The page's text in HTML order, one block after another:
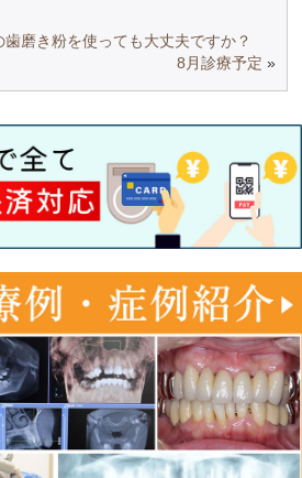
磨き粉を使っても大丈夫ですか？
8月診療予定 »